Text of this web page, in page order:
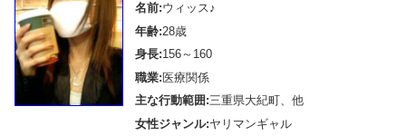
名前:ウィッス♪
年齢:28歳
身長:156～160
職業:医療関係
主な行動範囲:三重県大紀町、他
女性ジャンル:ヤリマンギャル